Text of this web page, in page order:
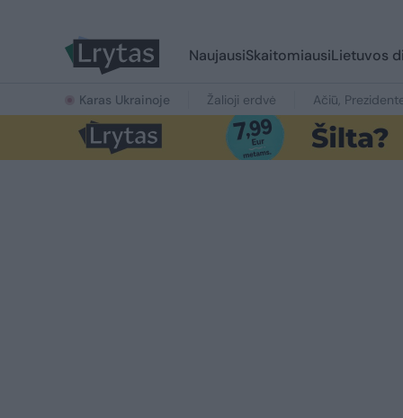
NaujausiSkaitomiausiLietuvos
Karas Ukrainoje Žalioji erdvė Ačiū,